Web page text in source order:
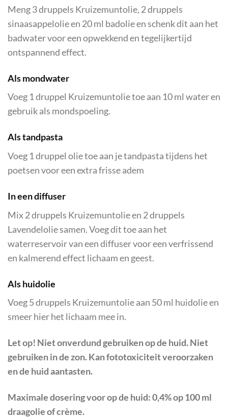
Meng 3 druppels Kruizemuntolie, 2 druppels
sinaasappelolie en 20 ml badolie en schenk dit aan het
badwater voor een opwekkend en tegelijkertijd
ontspannend effect.
Als mondwater
Voeg 1 druppel Kruizemuntolie toe aan 10 ml water en
gebruik als mondspoeling.
Als tandpasta
Voeg 1 druppel olie toe aan je tandpasta tijdens het
poetsen voor een extra frisse adem
In een diffuser
Mix 2 druppels Kruizemuntolie en 2 druppels
Lavendelolie samen. Voeg dit toe aan het
waterreservoir van een diffuser voor een verfrissend
en kalmerend effect lichaam en geest.
Als huidolie
Voeg 5 druppels Kruizemuntolie aan 50 ml huidolie en
smeer hier het lichaam mee in.
Let op! Niet onverdund gebruiken op de huid. Niet
gebruiken in de zon. Kan fototoxiciteit veroorzaken
en de huid aantasten.
Maximale dosering voor op de huid: 0,4% op 100 ml
draagolie of crème.